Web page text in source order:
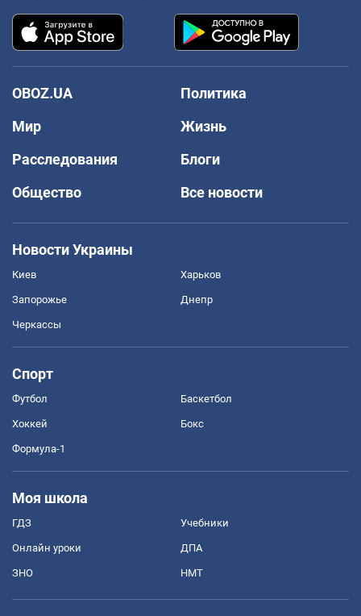
OBOZ.UA
Политика
Мир
Жизнь
Расследования
Блоги
Общество
Все новости
Новости Украины
Киев Харьков
Запорожье Днепр
Черкассы
Спорт
Футбол Баскетбол
Хоккей Бокс
Формула-1
Моя школа
ГДЗ Учебники
Онлайн уроки ДПА
ЗНО НМТ